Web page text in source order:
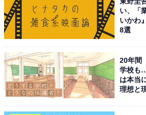
い、「
いかわ
8選
20年間
学校も
は本当
理想と